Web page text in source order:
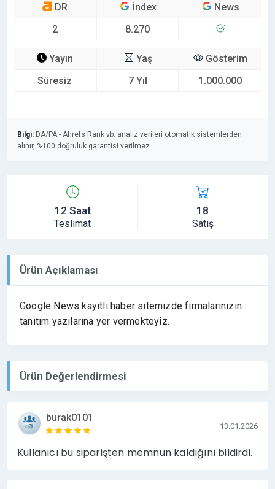
DR
2
İndex
8.270
News
Yayın
Süresiz
Yaş
7 Yıl
Gösterim
1.000.000
Bilgi: DA/PA - Ahrefs Rank vb. analiz verileri otomatik sistemlerden
alınır, %100 doğruluk garantisi verilmez.
12 Saat
Teslimat
18
Satış
Ürün Açıklaması
Google News kayıtlı haber sitemizde firmalarınızın
tanıtım yazılarına yer vermekteyiz.
Ürün Değerlendirmesi
burak0101
13.01.2026
Kullanıcı bu siparişten memnun kaldığını bildirdi.